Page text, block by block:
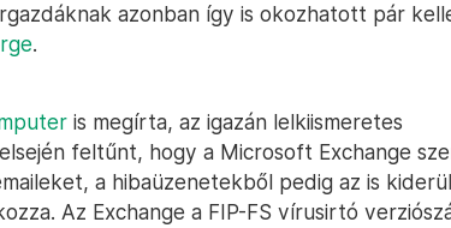
azonban így is okozhatott pár
.
is megírta, az igazán lelkiismeretes
feltűnt, hogy a Microsoft Exchange
a hibaüzenetekből pedig az is
Az Exchange a FIP-FS vírusirtó